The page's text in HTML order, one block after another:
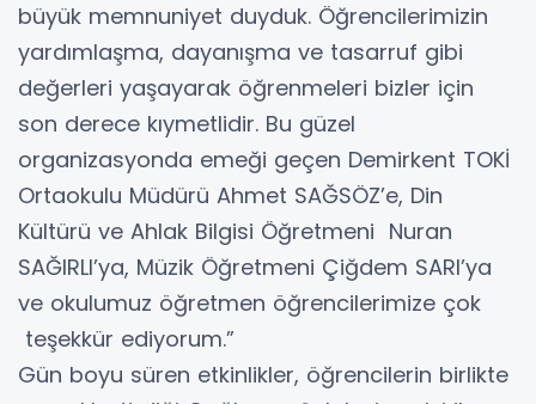
büyük memnuniyet duyduk. Öğrencilerimizin
yardımlaşma, dayanışma ve tasarruf gibi
değerleri yaşayarak öğrenmeleri bizler için
son derece kıymetlidir. Bu güzel
organizasyonda emeği geçen Demirkent TOKİ
Ortaokulu Müdürü Ahmet SAĞSÖZ’e, Din
Kültürü ve Ahlak Bilgisi Öğretmeni Nuran
SAĞIRLI’ya, Müzik Öğretmeni Çiğdem SARI’ya
ve okulumuz öğretmen öğrencilerimize çok
teşekkür ediyorum.”
Gün boyu süren etkinlikler, öğrencilerin birlikte